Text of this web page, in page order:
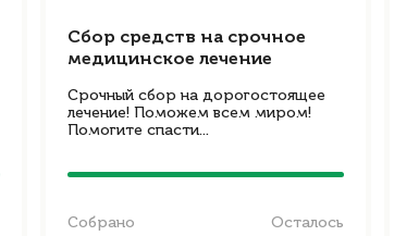
Сбор средств на срочное
медицинское лечение
Срочный сбор на дорогостоящее
лечение! Поможем всем миром!
Помогите спасти...
Собрано Осталось